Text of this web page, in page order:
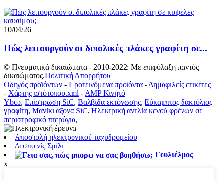
10/04/26
Πώς λειτουργούν οι διπολικές πλάκες γραφίτη σε...
© Πνευματικά δικαιώματα - 2010-2022: Με επιφύλαξη παντός
δικαιώματος.Πολιτική Απορρήτου
Οδηγός προϊόντων - Προτεινόμενα προϊόντα - Δημοφιλείς ετικέτες
- Χάρτης ιστότοπου.xml - AMP Κινητό
Ybco, Επίστρωση SiC, Βαλβίδα εκτόνωσης, Εύκαμπτος δακτύλιος
γραφίτη, Μανίκι άξονα SiC, Ηλεκτρική αντλία κενού φρένων σε
περιστροφικό πτερύγιο,
Αποστολή ηλεκτρονικού ταχυδρομείου
Δεσποινίς Σμίλι
Γουλιέλμος
x